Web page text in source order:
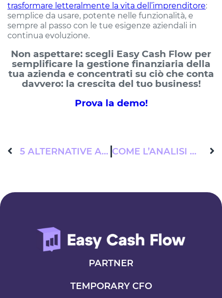
trasformare letteralmente la vita dell’imprenditore:
semplice da usare, potente nelle funzionalità, e
sempre al passo con le tue esigenze aziendali in
continua evoluzione.
Non aspettare: scegli Easy Cash Flow per
semplificare la gestione finanziaria della
tua azienda e concentrati su ciò che conta
davvero: la crescita del tuo business!
Prova la demo!
5 ALTERNATIVE AD AGICAP PER LA PIANIFICAZIONE FINANZIARIA DELLA TUA AZIENDA COME L’ANALISI PREDITTIVA DI CASSA MIGLIORA LA GESTIONE FINANZIARIA
PARTNER
TEMPORARY CFO